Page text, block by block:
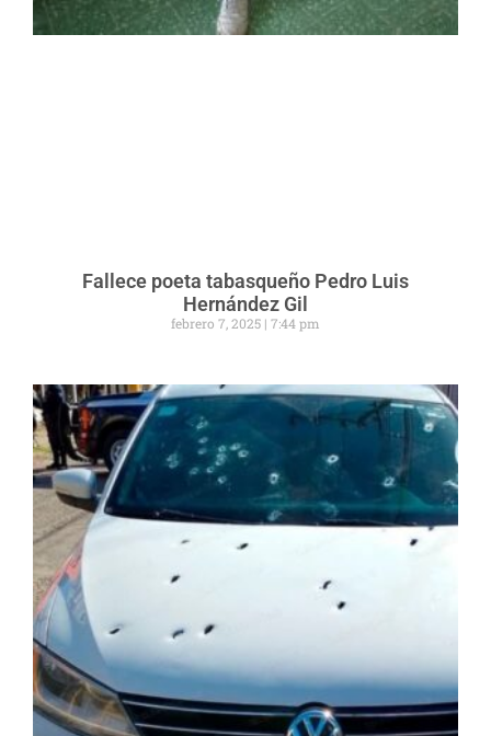
Fallece poeta tabasqueño Pedro Luis
Hernández Gil
febrero 7, 2025 7:44 pm